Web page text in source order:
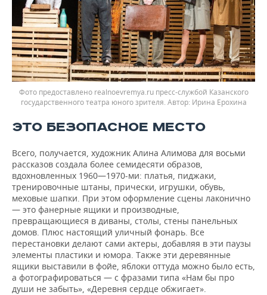
Фото предоставлено realnoevremya.ru пресс-службой Казанского
государственного театра юного зрителя. Автор: Ирина Ерохина
ЭТО БЕЗОПАСНОЕ МЕСТО
Всего, получается, художник Алина Алимова для восьми
рассказов создала более семидесяти образов,
вдохновленных 1960—1970-ми: платья, пиджаки,
тренировочные штаны, прически, игрушки, обувь,
меховые шапки. При этом оформление сцены лаконично
— это фанерные ящики и производные,
превращающиеся в диваны, столы, стены панельных
домов. Плюс настоящий уличный фонарь. Все
перестановки делают сами актеры, добавляя в эти паузы
элементы пластики и юмора. Также эти деревянные
ящики выставили в фойе, яблоки оттуда можно было есть,
а фотографироваться — с фразами типа «Нам бы про
души не забыть», «Деревня сердце обжигает».